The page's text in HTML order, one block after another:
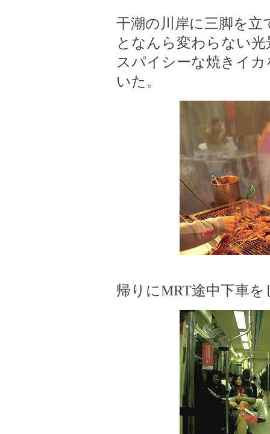
干潮の川岸に三脚を立
となんら変わらない
スパイシーな焼きイ
いた。
帰りにMRT途中下車